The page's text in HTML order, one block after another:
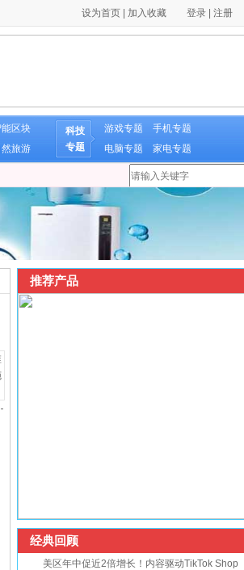
设为首页 加入收藏 登录 注册
区块
然旅游
科技
专题
游戏专题
手机专题
电脑专题
家电专题
推荐产品
经典回顾
美区年中促近2倍增长！内容驱动TikTok Shop